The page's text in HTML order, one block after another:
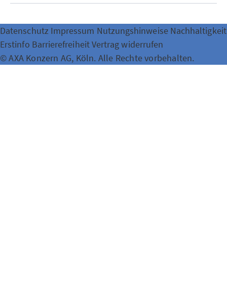
Datenschutz Impressum Nutzungshinweise Nachhaltigkeit
Erstinfo BarrierefreiheitVertrag widerrufen
© AXA Konzern AG, Köln. Alle Rechte vorbehalten.